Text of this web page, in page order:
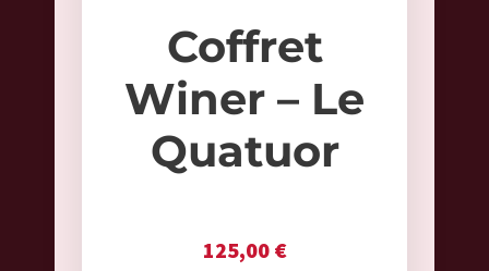
Coffret
Winer – Le
Quatuor
125,00 €